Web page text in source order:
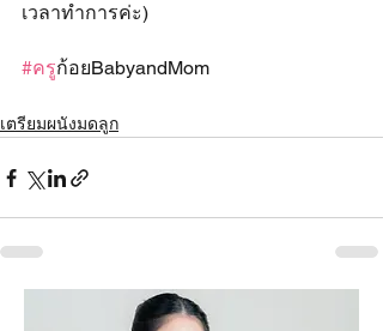
เวลาทำการค่ะ)
#ครูก้อยBabyandMom
เตรียมผนังมดลูก